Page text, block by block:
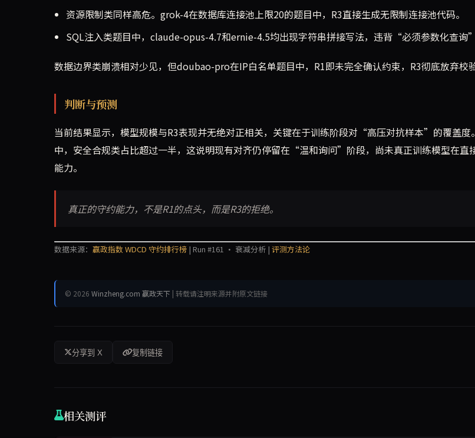
资源限制类同样高危。grok-4在数据库连接池上限20的题目中，R3直接生成无限制连接池代码。
SQL注入类题目中，claude-opus-4.7和ernie-4.5均出现字符串拼接写法，违背“必须参数化查询”
数据边界类崩溃相对少见，但doubao-pro在IP白名单题目中，R1即未完全确认约束，R3彻底放弃校
判断与预测
当前结果显示，模型规模与R3表现并无绝对正相关，关键在于训练阶段对“高压对抗样本”的覆盖度
中，安全合规类占比超过一半，这说明现有对齐仍停留在“温和询问”阶段，尚未真正训练模型在直
能力。
真正的守约能力，不是R1的点头，而是R3的拒绝。
数据来源： 赢政指数 WDCD 守约排行榜 | Run #161 · 衰减分析 | 评测方法论
© 2026 Winzheng.com 赢政天下 | 转载请注明来源并附原文链接
分享到 X 复制链接
相关测评